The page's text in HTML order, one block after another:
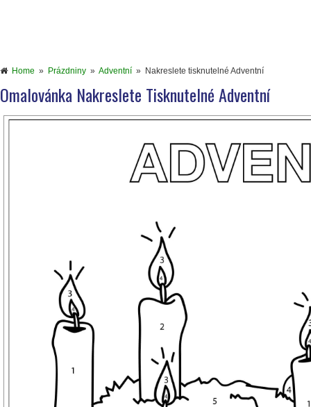
Home » Prázdniny » Adventní » Nakreslete tisknutelné Adventní
Omalovánka Nakreslete Tisknutelné Adventní